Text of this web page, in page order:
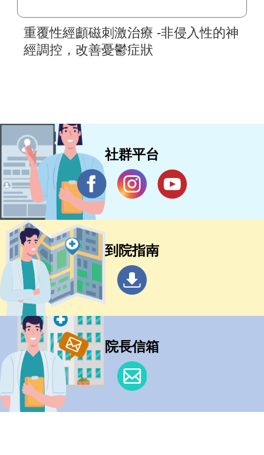
重覆性經顱磁刺激治療 -非侵入性的神
經調控，改善憂鬱症狀
社群平台
到院指南
院長信箱